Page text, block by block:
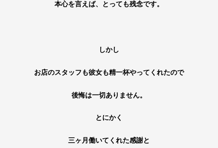
本心を言えば、とっても残念です。
しかし
お店のスタッフも彼女も精一杯やってくれたので
後悔は一切ありません。
とにかく
三ヶ月働いてくれた感謝と